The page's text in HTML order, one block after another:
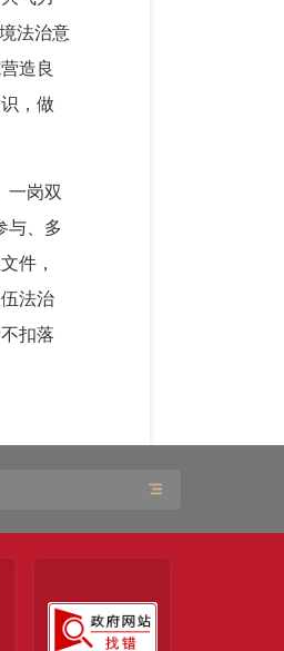
法治意
造良
，做
一岗双
与、多
件，
法治
扣落